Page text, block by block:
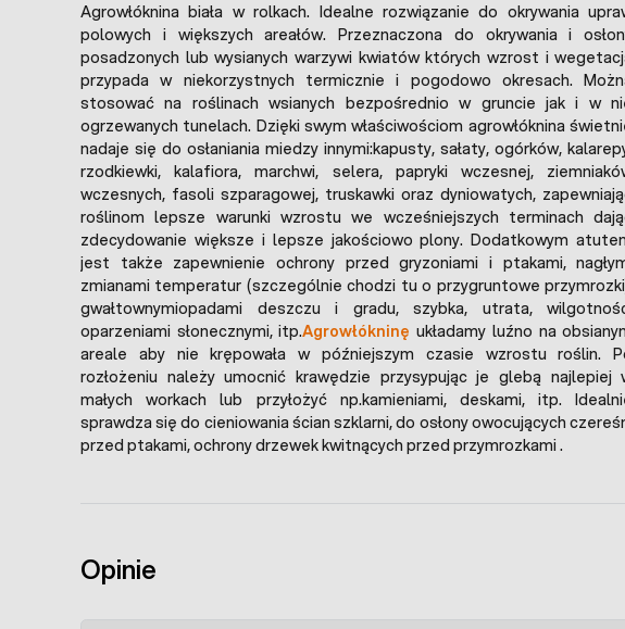
Agrowłóknina biała w rolkach. Idealne rozwiązanie do okrywania
polowych i większych areałów. Przeznaczona do okrywania i
posadzonych lub wysianych warzywi kwiatów których wzrost i
przypada w niekorzystnych termicznie i pogodowo okresach.
stosować na roślinach wsianych bezpośrednio w gruncie jak i w
ogrzewanych tunelach. Dzięki swym właściwościom agrowłóknina
nadaje się do osłaniania miedzy innymi:kapusty, sałaty, ogórków,
rzodkiewki, kalafiora, marchwi, selera, papryki wczesnej,
wczesnych, fasoli szparagowej, truskawki oraz dyniowatych,
roślinom lepsze warunki wzrostu we wcześniejszych terminach
zdecydowanie większe i lepsze jakościowo plony. Dodatkowym
jest także zapewnienie ochrony przed gryzoniami i ptakami,
zmianami temperatur (szczególnie chodzi tu o przygruntowe
gwałtownymiopadami deszczu i gradu, szybka, utrata,
oparzeniami słonecznymi, itp.Agrowłókninę układamy luźno na
areale aby nie krępowała w późniejszym czasie wzrostu roślin.
rozłożeniu należy umocnić krawędzie przysypując je glebą najlepiej
małych workach lub przyłożyć np.kamieniami, deskami, itp.
sprawdza się do cieniowania ścian szklarni, do osłony owocujących
przed ptakami, ochrony drzewek kwitnących przed przymrozkami .
Opinie